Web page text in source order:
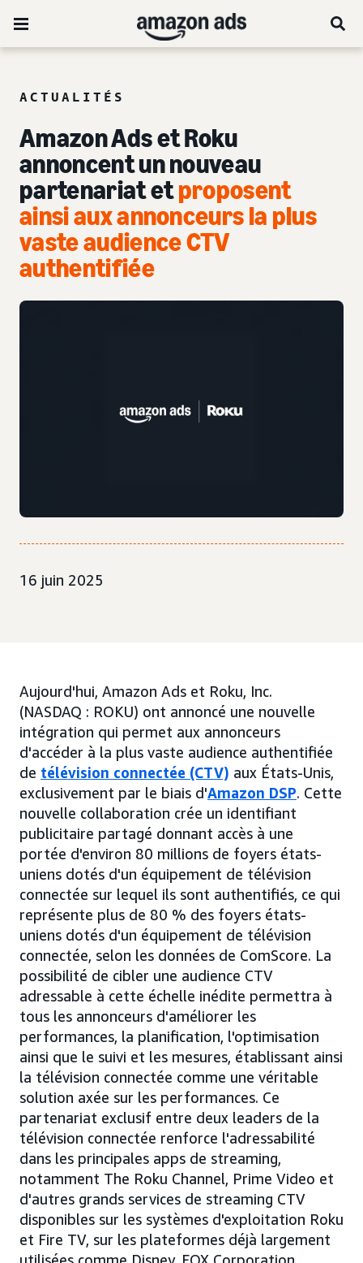
ACTUALITÉS
Amazon Ads et Roku
annoncent un nouveau
partenariat etproposent
ainsi aux annonceurs la plus
vaste audience CTV
authentifiée
16 juin 2025
Aujourd'hui, Amazon Ads et Roku, Inc.
(NASDAQ : ROKU) ont annoncé une nouvelle
intégration qui permet aux annonceurs
d'accéder à la plus vaste audience authentifiée
de télévision connectée (CTV) aux États-Unis,
exclusivement par le biais d'Amazon DSP. Cette
nouvelle collaboration crée un identifiant
publicitaire partagé donnant accès à une
portée d'environ 80 millions de foyers états-
uniens dotés d'un équipement de télévision
connectée sur lequel ils sont authentifiés, ce qui
représente plus de 80 % des foyers états-
uniens dotés d'un équipement de télévision
connectée, selon les données de ComScore. La
possibilité de cibler une audience CTV
adressable à cette échelle inédite permettra à
tous les annonceurs d'améliorer les
performances, la planification, l'optimisation
ainsi que le suivi et les mesures, établissant ainsi
la télévision connectée comme une véritable
solution axée sur les performances. Ce
partenariat exclusif entre deux leaders de la
télévision connectée renforce l'adressabilité
dans les principales apps de streaming,
notamment The Roku Channel, Prime Video et
d'autres grands services de streaming CTV
disponibles sur les systèmes d'exploitation Roku
et Fire TV, sur les plateformes déjà largement